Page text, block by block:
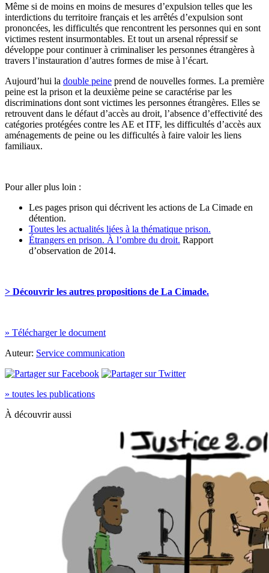
Même si de moins en moins de mesures d’expulsion telles que les
interdictions du territoire français et les arrêtés d’expulsion sont
prononcées, les difficultés que rencontrent les personnes qui en sont
victimes restent insurmontables. Et tout un arsenal répressif se
développe pour continuer à criminaliser les personnes étrangères à
travers l’instauration d’autres formes de mise à l’écart.
Aujourd’hui la double peine prend de nouvelles formes. La première
peine est la prison et la deuxième peine se caractérise par les
discriminations dont sont victimes les personnes étrangères. Elles se
retrouvent dans le défaut d’accès au droit, l’absence d’effectivité des
catégories protégées contre les AE et ITF, les difficultés d’accès aux
aménagements de peine ou les difficultés à faire valoir les liens
familiaux.
Pour aller plus loin :
Les pages prison qui décrivent les actions de La Cimade en
détention.
Toutes les actualités liées à la thématique prison.
Étrangers en prison. À l’ombre du droit. Rapport
d’observation de 2014.
> Découvrir les autres propositions de La Cimade.
» Télécharger le document
Auteur: Service communication
» toutes les publications
À découvrir aussi